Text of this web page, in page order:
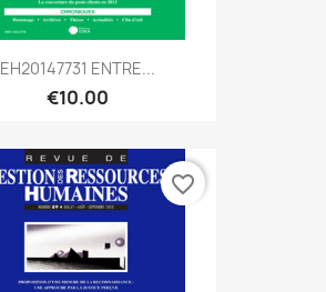
EH20147731 ENTRE...
€10.00
favorite_border